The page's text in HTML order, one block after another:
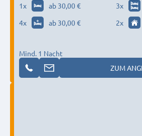
1x ab 30,00 € 3x
4x ab 30,00 € 2x
Mind. 1 Nacht
ZUM